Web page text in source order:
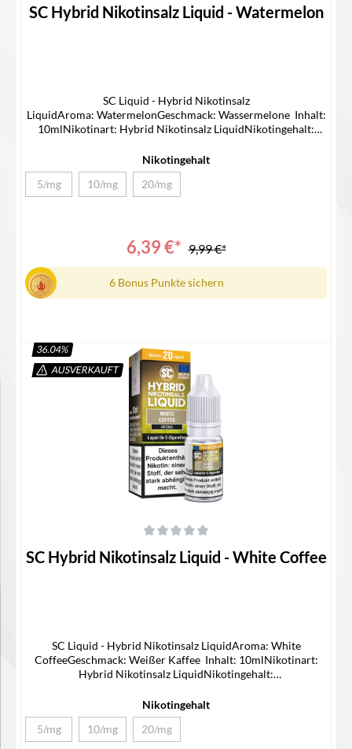
SC Hybrid Nikotinsalz Liquid - Watermelon
SC Liquid - Hybrid Nikotinsalz
LiquidAroma: WatermelonGeschmack: Wassermelone Inhalt:
10mlNikotinart: Hybrid Nikotinsalz LiquidNikotingehalt:
Bedienungsanleitung
Nikotingehalt
5/mg
(Diese Option ist zurzeit nicht verfügbar.)
10/mg(Diese Option ist zurzeit nicht verfügbar.)
20/mg(Diese Option ist zurzeit nicht verfügbar.)
6,39 €* 9,99 €*
6 Bonus Punkte sichern
Details
36.04%
AUSVERKAUFT
SC Hybrid Nikotinsalz Liquid - White Coffee
SC Liquid - Hybrid Nikotinsalz LiquidAroma: White
CoffeeGeschmack: Weißer Kaffee Inhalt: 10mlNikotinart:
Hybrid Nikotinsalz LiquidNikotingehalt:
Bedienungsanleitung
Nikotingehalt
5/mg
(Diese Option ist zurzeit nicht verfügbar.)
10/mg(Diese Option ist zurzeit nicht verfügbar.)
20/mg(Diese Option ist zurzeit nicht verfügbar.)